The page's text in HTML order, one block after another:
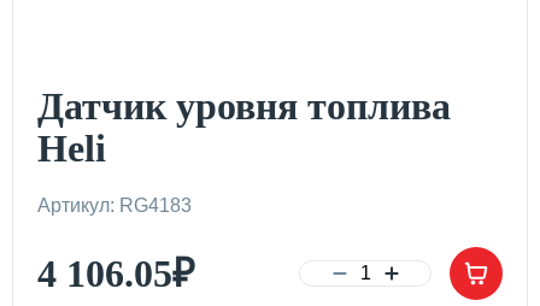
Датчик уровня топлива
Heli
Артикул: RG4183
4 106.05₽